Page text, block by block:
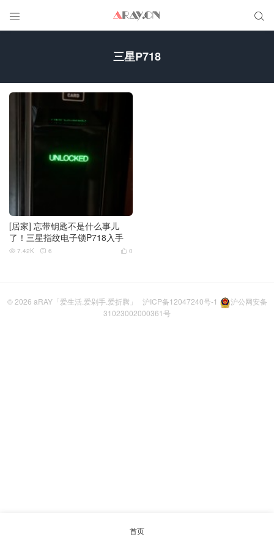
 
三星P718
[居家] 忘带钥匙不是什么事儿
了！三星指纹电子锁P718入手
 0
 7.42K  6
© 2026 aRAY「爱生活.爱剁手.爱折腾」 沪ICP备12047240号-1
沪公网安备
31023002000361号
首页